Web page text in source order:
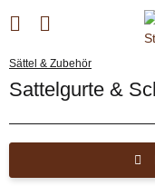
Sättel & Zubehör
Sattelgurte &